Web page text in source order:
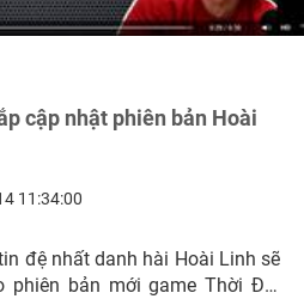
cập nhật phiên bản Hoài
11:34:00
đệ nhất danh hài Hoài Linh sẽ
phiên bản mới game Thời Đại